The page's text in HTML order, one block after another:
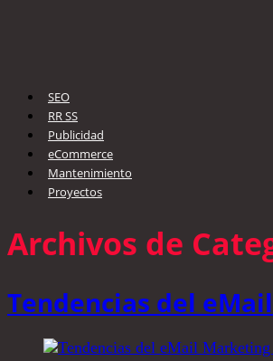
SEO
RR SS
Publicidad
eCommerce
Mantenimiento
Proyectos
Archivos de
Tendencias del